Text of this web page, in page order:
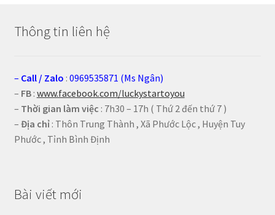
Thông tin liên hệ
– Call / Zalo : 0969535871 (Ms Ngân)
– FB: www.facebook.com/luckystartoyou
– Thời gian làm việc : 7h30 – 17h ( Thứ 2 đến thứ 7 )
– Địa chỉ: Thôn Trung Thành , Xã Phước Lộc , Huyện Tuy
Phước , Tỉnh Bình Định
Bài viết mới